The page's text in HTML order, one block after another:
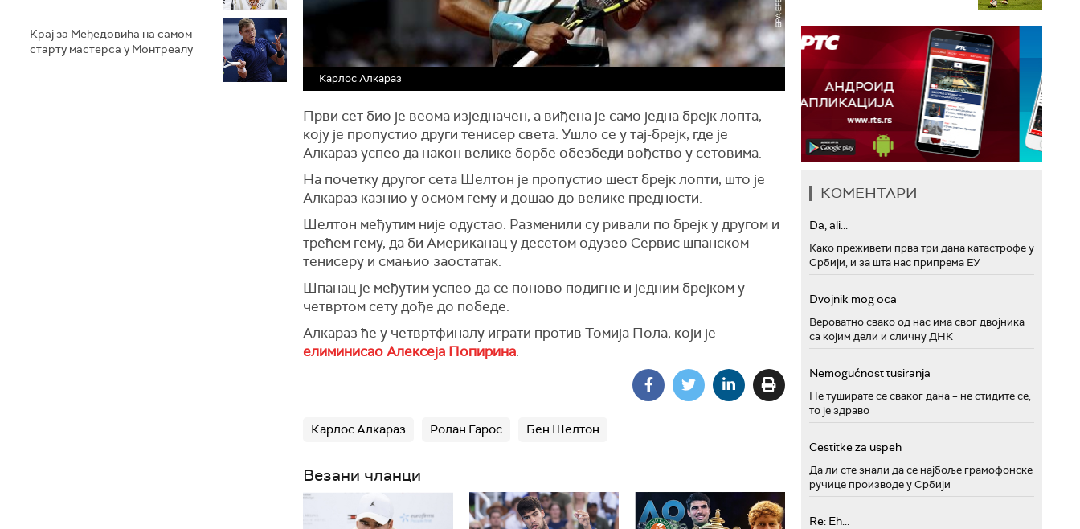
Крај за Међедовића на самом
старту мастерса у Монтреалу
Карлос Алкараз
Први сет био је веома изједначен, а виђена је само једна брејк лопта,
коју је пропустио други тенисер света. Ушло се у тај-брејк, где је
Алкараз успео да након велике борбе обезбеди вођство у сетовима.
На почетку другог сета Шелтон је пропустио шест брејк лопти, што је
Алкараз казнио у осмом гему и дошао до велике предности.
Шелтон међутим није одустао. Разменили су ривали по брејк у другом и
трећем гему, да би Американац у десетом одузео Сервис шпанском
тенисеру и смањио заостатак.
Шпанац је међутим успео да се поново подигне и једним брејком у
четвртом сету дође до победе.
Алкараз ће у четвртфиналу играти против Томија Пола, који је
елиминисао Алексеја Попирина.
Карлос Алкараз Ролан Гарос Бен Шелтон
Везани чланци
КОМЕНТАРИ
Da, ali...
Како преживети прва три дана катастрофе у
Србији, и за шта нас припрема ЕУ
Dvojnik mog oca
Вероватно свако од нас има свог двојника
са којим дели и сличну ДНК
Nemogućnost tusiranja
Не туширате се сваког дана – не стидите се,
то је здраво
Cestitke za uspeh
Да ли сте знали да се најбоље грамофонске
ручице производе у Србији
Re: Eh...